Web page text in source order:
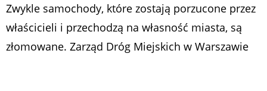
Zwykle samochody, które zostają porzucone przez
właścicieli i przechodzą na własność miasta, są
złomowane. Zarząd Dróg Miejskich w Warszawie